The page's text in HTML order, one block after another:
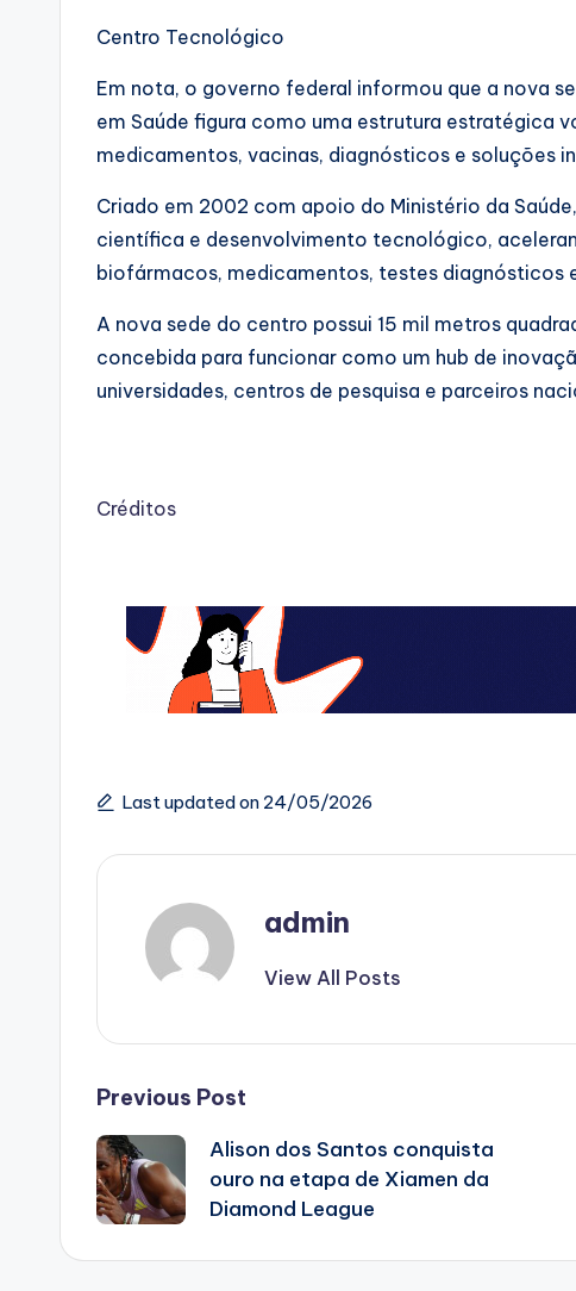
Centro Tecnológico
Em nota, o governo federal informou que a nova
em Saúde figura como uma estrutura estratégica
medicamentos, vacinas, diagnósticos e soluções
Criado em 2002 com apoio do Ministério da
científica e desenvolvimento tecnológico,
biofármacos, medicamentos, testes diagnósticos
A nova sede do centro possui 15 mil metros
concebida para funcionar como um hub de
universidades, centros de pesquisa e parceiros
Créditos
Last updated on 24/05/2026
admin
View All Posts
Post
navigation
Previous Post
Alison dos Santos conquista
ouro na etapa de Xiamen da
Diamond League